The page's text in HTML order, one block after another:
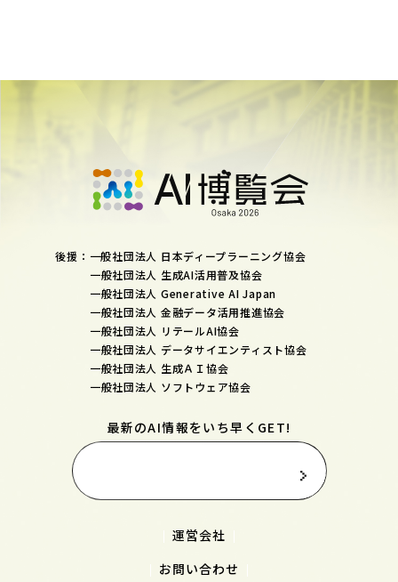
後援：一般社団法人 日本ディープラーニング協会
一般社団法人 生成AI活用普及協会
一般社団法人 Generative AI Japan
一般社団法人 金融データ活用推進協会
一般社団法人 リテールAI協会
一般社団法人 データサイエンティスト協会
一般社団法人 生成ＡＩ協会
一般社団法人 ソフトウェア協会
最新のAI情報をいち早くGET!
運営会社
お問い合わせ